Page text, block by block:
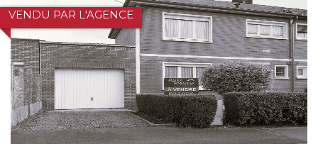
VENDU PAR L'AGENCE